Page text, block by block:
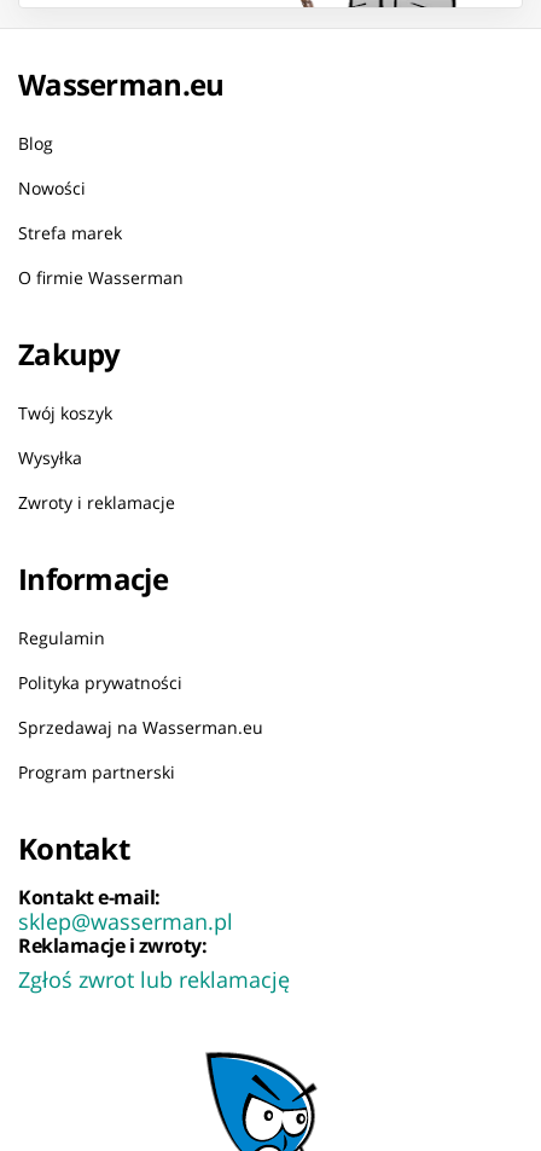
Wasserman.eu
Blog
Nowości
Strefa marek
O firmie Wasserman
Zakupy
Twój koszyk
Wysyłka
Zwroty i reklamacje
Informacje
Regulamin
Polityka prywatności
Sprzedawaj na Wasserman.eu
Program partnerski
Kontakt
Kontakt e-mail:
sklep@wasserman.pl
Reklamacje i zwroty:
Zgłoś zwrot lub reklamację